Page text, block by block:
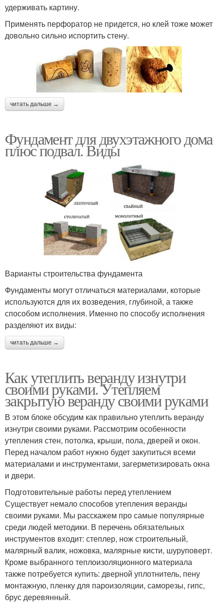
удерживать картину.
Применять перфоратор не придется, но клей тоже может
довольно сильно испортить стену.
читать дальше →
Фундамент для двухэтажного дома
плюс подвал. Виды
Варианты строительства фундамента
Фундаменты могут отличаться материалами, которые
используются для их возведения, глубиной, а также
способом исполнения. Именно по способу исполнения
разделяют их виды:
читать дальше →
Как утеплить веранду изнутри
своими руками. Утепляем
закрытую веранду своими руками
В этом блоке обсудим как правильно утеплить веранду
изнутри своими руками. Рассмотрим особенности
утепления стен, потолка, крыши, пола, дверей и окон.
Перед началом работ нужно будет закупиться всеми
материалами и инструментами, загерметизировать окна
и двери.
Подготовительные работы перед утеплением
Существует немало способов утепления веранды
своими руками. Мы расскажем про самые популярные
среди людей методики. В перечень обязательных
инструментов входит: степлер, нож строительный,
малярный валик, ножовка, малярные кисти, шуруповерт.
Кроме выбранного теплоизоляционного материала
также потребуется купить: дверной уплотнитель, пену
монтажную, пленку для пароизоляции, саморезы, гипс,
брус деревянный.